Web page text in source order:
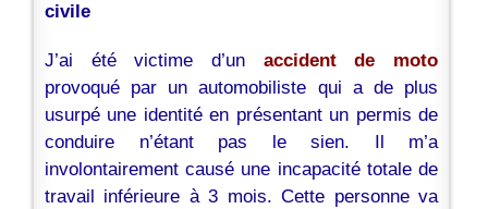
civile
J’ai été victime d’un accident de moto
provoqué par un automobiliste qui a de plus
usurpé une identité en présentant un permis de
conduire n’étant pas le sien. Il m’a
involontairement causé une incapacité totale de
travail inférieure à 3 mois. Cette personne va